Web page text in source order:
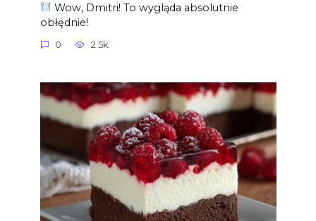
Wow, Dmitri! To wygląda absolutnie
obłędnie!
0 2.5k.